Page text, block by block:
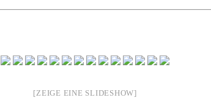
[ZEIGE EINE SLIDESHOW]